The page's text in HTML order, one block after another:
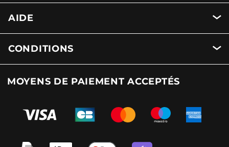
AIDE
CONDITIONS
MOYENS DE PAIEMENT ACCEPTÉS